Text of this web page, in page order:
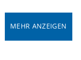
MEHR ANZEIGEN